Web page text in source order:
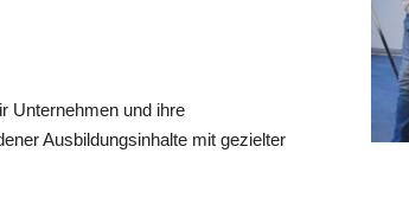
Unternehmen und ihre
Ausbildungsinhalte mit gezielter